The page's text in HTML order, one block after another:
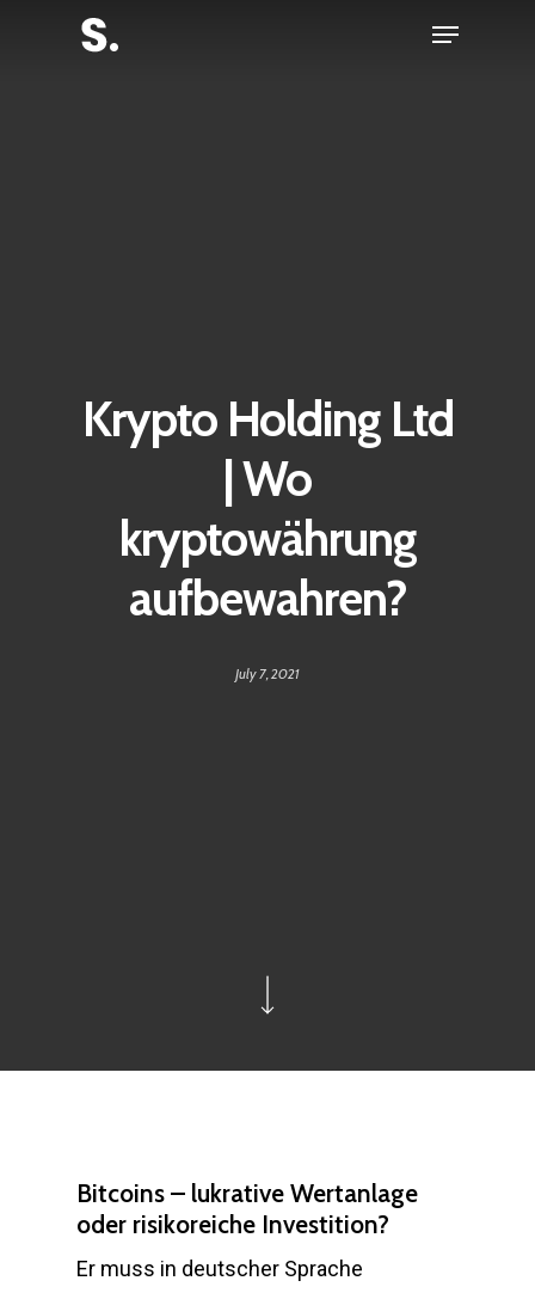
Menu
Krypto Holding Ltd
| Wo
kryptowährung
aufbewahren?
July 7, 2021
Bitcoins – lukrative Wertanlage
oder risikoreiche Investition?
Er muss in deutscher Sprache